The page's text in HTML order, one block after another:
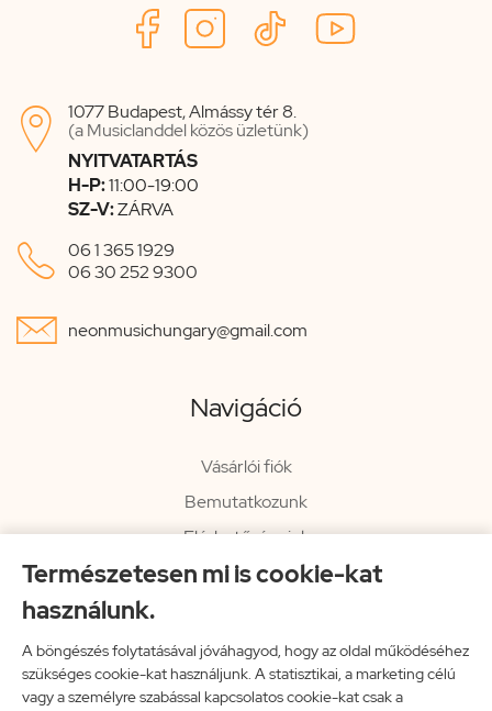
Természetesen mi is cookie-kat
használunk.
A böngészés folytatásával jóváhagyod, hogy az oldal működéséhez
szükséges cookie-kat használjunk. A statisztikai, a marketing célú
vagy a személyre szabással kapcsolatos cookie-kat csak a

1077 Budapest, Almássy tér 8.
(a Musiclanddel közös üzletünk)
NYITVATARTÁS
H-P:11:00-19:00
SZ-V:ZÁRVA
 06 1 365 1929
06 30 252 9300
 neonmusichungary@gmail.com
Navigáció
Vásárlói fiók
Bemutatkozunk
Elérhetőségeink
Hírlevél
Impresszum
Vissza a főoldalra